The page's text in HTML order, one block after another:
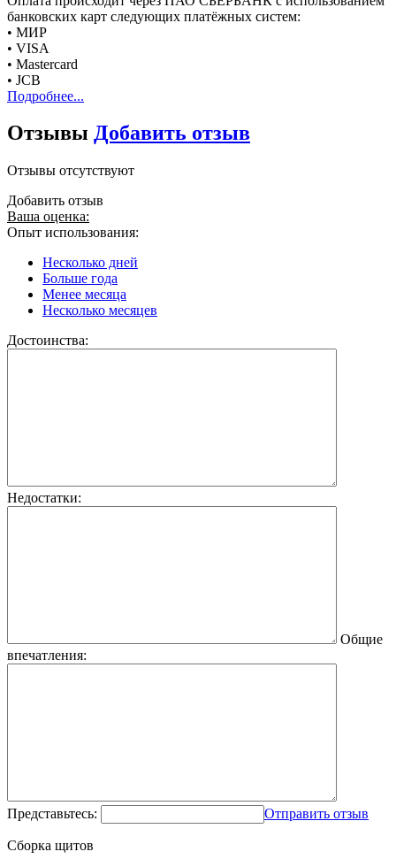
банковских карт следующих платёжных систем:
• МИР
• VISA
• Mastercard
• JCB
Подробнее...
Отзывы Добавить отзыв
Отзывы отсутствуют
Добавить отзыв
Ваша оценка:
Опыт использования:
Несколько дней
Больше года
Менее месяца
Несколько месяцев
Достоинства:
Недостатки:
Общие
впечатления:
Представьтесь: Отправить отзыв
Сборка щитов